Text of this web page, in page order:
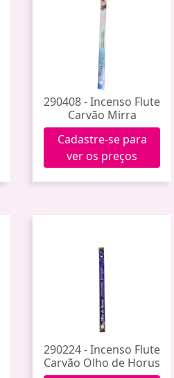
290408 - Incenso Flute
Carvão Mirra
Cadastre-se para
ver os preços
290224 - Incenso Flute
Carvão Olho de Horus